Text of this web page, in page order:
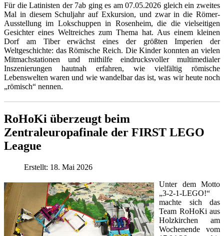
Für die Latinisten der 7ab ging es am 07.05.2026 gleich ein zweites
Mal in diesem Schuljahr auf Exkursion, und zwar in die Römer-
Ausstellung im Lokschuppen in Rosenheim, die die vielseitigen
Gesichter eines Weltreiches zum Thema hat. Aus einem kleinen
Dorf am Tiber erwächst eines der größten Imperien der
Weltgeschichte: das Römische Reich. Die Kinder konnten an vielen
Mitmachstationen und mithilfe eindrucksvoller multimedialer
Inszenierungen hautnah erfahren, wie vielfältig römische
Lebenswelten waren und wie wandelbar das ist, was wir heute noch
„römisch“ nennen.
RoHoKi überzeugt beim
Zentraleuropafinale der FIRST LEGO
League
Erstellt: 18. Mai 2026
Unter dem Motto
„3-2-1-LEGO!“
machte sich das
Team RoHoKi aus
Holzkirchen am
Wochenende vom